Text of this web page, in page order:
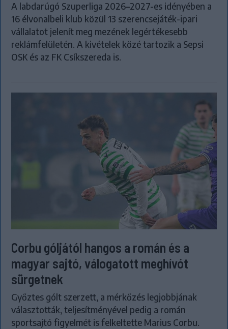
A labdarúgó Szuperliga 2026–2027-es idényében a
16 élvonalbeli klub közül 13 szerencsejáték-ipari
vállalatot jelenít meg mezének legértékesebb
reklámfelületén. A kivételek közé tartozik a Sepsi
OSK és az FK Csíkszereda is.
Corbu góljától hangos a román és a
magyar sajtó, válogatott meghívót
sürgetnek
Győztes gólt szerzett, a mérkőzés legjobbjának
választották, teljesítményével pedig a román
sportsajtó figyelmét is felkeltette Marius Corbu.